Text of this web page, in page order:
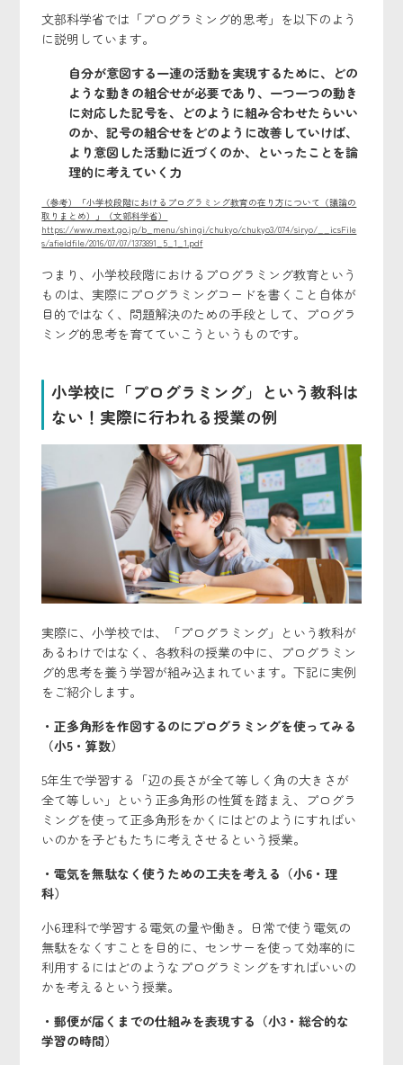
文部科学省では「プログラミング的思考」を以下のよう
に説明しています。
自分が意図する一連の活動を実現するために、どの
ような動きの組合せが必要であり、一つ一つの動き
に対応した記号を、どのように組み合わせたらいい
のか、記号の組合せをどのように改善していけば、
より意図した活動に近づくのか、といったことを論
理的に考えていく力
（参考）「小学校段階におけるプログラミング教育の在り方について（議論の
取りまとめ）」（文部科学省）
https://www.mext.go.jp/b_menu/shingi/chukyo/chukyo3/074/siryo/__icsFile
s/afieldfile/2016/07/07/1373891_5_1_1.pdf
つまり、小学校段階におけるプログラミング教育という
ものは、実際にプログラミングコードを書くこと自体が
目的ではなく、問題解決のための手段として、プログラ
ミング的思考を育てていこうというものです。
小学校に「プログラミング」という教科は
ない！実際に行われる授業の例
実際に、小学校では、「プログラミング」という教科が
あるわけではなく、各教科の授業の中に、プログラミン
グ的思考を養う学習が組み込まれています。下記に実例
をご紹介します。
・正多角形を作図するのにプログラミングを使ってみる
（小5・算数）
5年生で学習する「辺の長さが全て等しく角の大きさが
全て等しい」という正多角形の性質を踏まえ、プログラ
ミングを使って正多角形をかくにはどのようにすればい
いのかを子どもたちに考えさせるという授業。
・電気を無駄なく使うための工夫を考える（小6・理
科）
小6理科で学習する電気の量や働き。日常で使う電気の
無駄をなくすことを目的に、センサーを使って効率的に
利用するにはどのようなプログラミングをすればいいの
かを考えるという授業。
・郵便が届くまでの仕組みを表現する（小3・総合的な
学習の時間）